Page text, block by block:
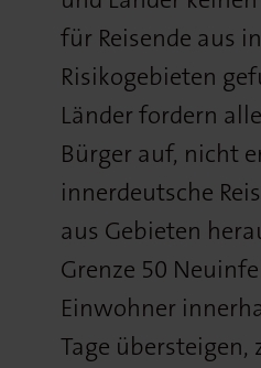
für Reisende aus
Risikogebieten
Länder fordern
Bürger auf, nicht
innerdeutsche
aus Gebieten
Grenze 50
Einwohner
Tage übersteigen,